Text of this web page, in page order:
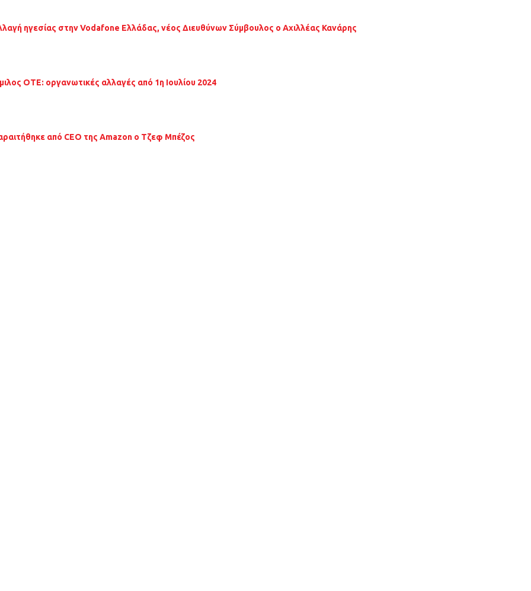
ηγεσίας στην Vodafone Ελλάδας, νέος Διευθύνων Σύμβουλος o Αχιλλέας Κανάρης
ΟΤΕ: οργανωτικές αλλαγές από 1η Ιουλίου 2024
από CEO της Amazon ο Τζεφ Μπέζος